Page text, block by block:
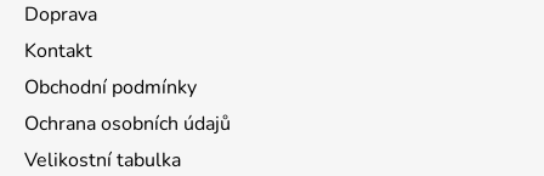
Doprava
Kontakt
Obchodní podmínky
Ochrana osobních údajů
Velikostní tabulka